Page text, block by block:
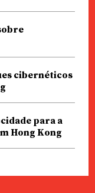
cibernéticos
para a
Hong Kong